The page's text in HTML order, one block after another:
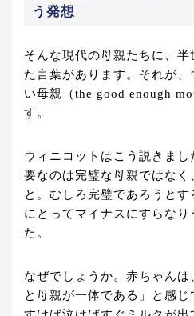
う発想
そんな現代の母親たちに、
た言葉があります。それが、
い母親（the good enough
す。
ウィニコットはこう説きま
要なのは完璧な母親ではなく
と。むしろ完璧であろうと
にとってマイナスにすらなり
た。
なぜでしょうか。赤ちゃん
と母親が一体である」と感